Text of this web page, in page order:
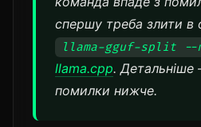
спершу треба злити в
llama-gguf-split --
llama.cpp. Детальніше
помилки нижче.